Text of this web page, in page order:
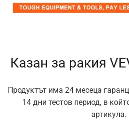
Казан за ракия
Продуктът има 24 месеца
14 дни тестов период, в
артикула.